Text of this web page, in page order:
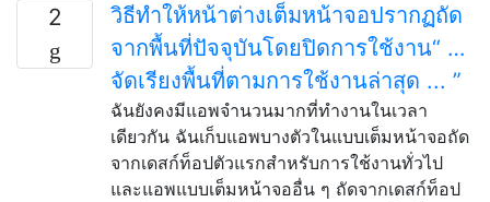
2
วิธีทำให้หน้าต่างเต็มหน้าจอปรากฏถัด
จากพื้นที่ปัจจุบันโดยปิดการใช้งาน“ …
จัดเรียงพื้นที่ตามการใช้งานล่าสุด ... ”
ฉันยังคงมีแอพจำนวนมากที่ทำงานในเวลา
เดียวกัน ฉันเก็บแอพบางตัวในแบบเต็มหน้าจอถัด
จากเดสก์ท็อปตัวแรกสำหรับการใช้งานทั่วไป
และแอพแบบเต็มหน้าจออื่น ๆ ถัดจากเดสก์ท็อป